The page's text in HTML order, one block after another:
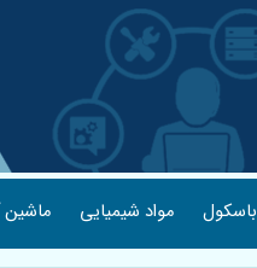
باسکول مواد شیمیایی ماشین